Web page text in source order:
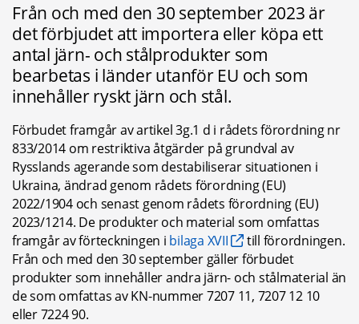
Från och med den 30 september 2023 är
det förbjudet att importera eller köpa ett
antal järn- och stålprodukter som
bearbetas i länder utanför EU och som
innehåller ryskt järn och stål.
Förbudet framgår av artikel 3g.1 d i rådets förordning nr
833/2014 om restriktiva åtgärder på grundval av
Rysslands agerande som destabiliserar situationen i
Ukraina, ändrad genom rådets förordning (EU)
2022/1904 och senast genom rådets förordning (EU)
2023/1214. De produkter och material som omfattas
framgår av förteckningen i bilaga XVII
till förordningen.
Från och med den 30 september gäller förbudet
produkter som innehåller andra järn- och stålmaterial än
de som omfattas av KN-nummer 7207 11, 7207 12 10
eller 7224 90.